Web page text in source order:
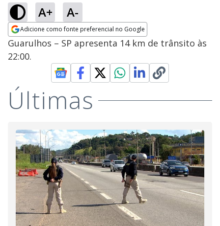
A+ A-
Adicione como fonte preferencial no Google
Opens in new window
Guarulhos – SP apresenta 14 km de trânsito às
22:00.
Últimas